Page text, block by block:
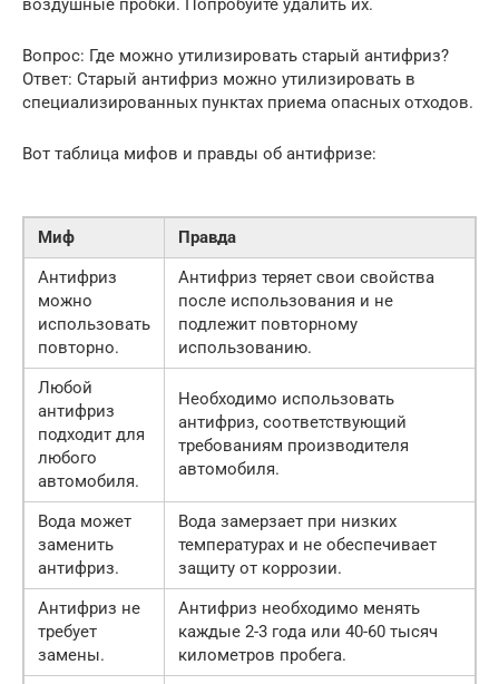
воздушные пробки. Попробуйте удалить их.
Вопрос: Где можно утилизировать старый антифриз?
Ответ: Старый антифриз можно утилизировать в
специализированных пунктах приема опасных отходов.
Вот таблица мифов и правды об антифризе:
Миф
Правда
Антифриз
можно
использовать
повторно.
Антифриз теряет свои свойства
после использования и не
подлежит повторному
использованию.
Любой
антифриз
подходит для
любого
автомобиля.
Необходимо использовать
антифриз, соответствующий
требованиям производителя
автомобиля.
Вода может
заменить
антифриз.
Вода замерзает при низких
температурах и не обеспечивает
защиту от коррозии.
Антифриз не
требует
замены.
Антифриз необходимо менять
каждые 2-3 года или 40-60 тысяч
километров пробега.